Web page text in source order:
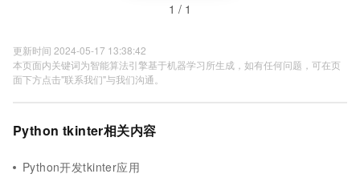
1 / 1
更新时间 2024-05-17 13:38:42
本页面内关键词为智能算法引擎基于机器学习所生成，如有任何问题，可在页
面下方点击"联系我们"与我们沟通。
Python tkinter相关内容
Python开发tkinter应用